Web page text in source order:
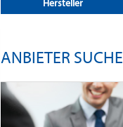
Hersteller
ANBIETER SUCHE